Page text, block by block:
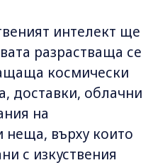
интелект ще
разрастваща се
космически
доставки, облачни
на
неща, върху които
с изкуствения